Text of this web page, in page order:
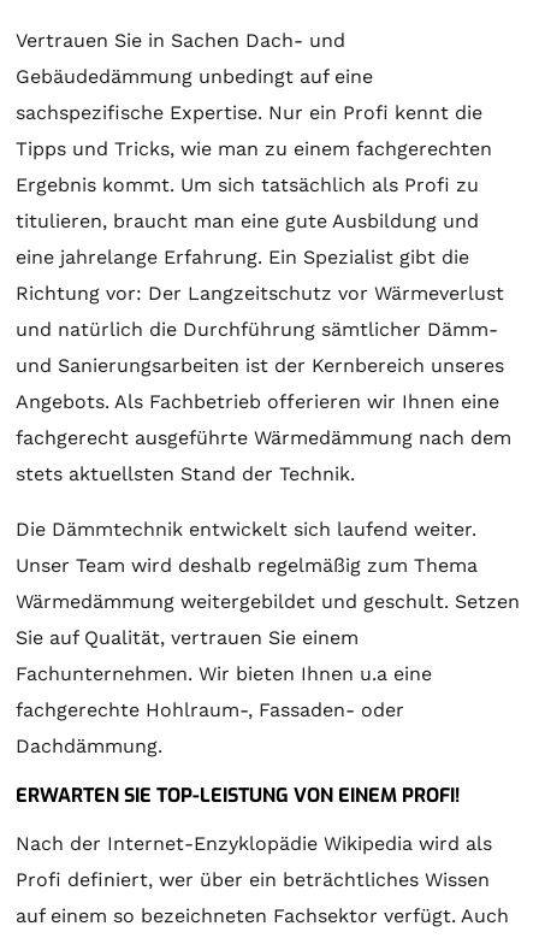
Vertrauen Sie in Sachen Dach- und
Gebäudedämmung unbedingt auf eine
sachspezifische Expertise. Nur ein Profi kennt die
Tipps und Tricks, wie man zu einem fachgerechten
Ergebnis kommt. Um sich tatsächlich als Profi zu
titulieren, braucht man eine gute Ausbildung und
eine jahrelange Erfahrung. Ein Spezialist gibt die
Richtung vor: Der Langzeitschutz vor Wärmeverlust
und natürlich die Durchführung sämtlicher Dämm-
und Sanierungsarbeiten ist der Kernbereich unseres
Angebots. Als Fachbetrieb offerieren wir Ihnen eine
fachgerecht ausgeführte Wärmedämmung nach dem
stets aktuellsten Stand der Technik.
Die Dämmtechnik entwickelt sich laufend weiter.
Unser Team wird deshalb regelmäßig zum Thema
Wärmedämmung weitergebildet und geschult. Setzen
Sie auf Qualität, vertrauen Sie einem
Fachunternehmen. Wir bieten Ihnen u.a eine
fachgerechte Hohlraum-, Fassaden- oder
Dachdämmung.
ERWARTEN SIE TOP-LEISTUNG VON EINEM PROFI!
Nach der Internet-Enzyklopädie Wikipedia wird als
Profi definiert, wer über ein beträchtliches Wissen
auf einem so bezeichneten Fachsektor verfügt. Auch